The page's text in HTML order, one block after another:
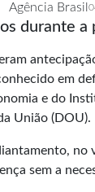
Agência Brasil
durante a
em
e do
União (DOU).
sem a